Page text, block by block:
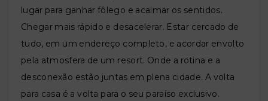
lugar para ganhar fôlego e acalmar os sentidos.
Chegar mais rápido e desacelerar. Estar cercado de
tudo, em um endereço completo, e acordar envolto
pela atmosfera de um resort. Onde a rotina e a
desconexão estão juntas em plena cidade. A volta
para casa é a volta para o seu paraíso exclusivo.